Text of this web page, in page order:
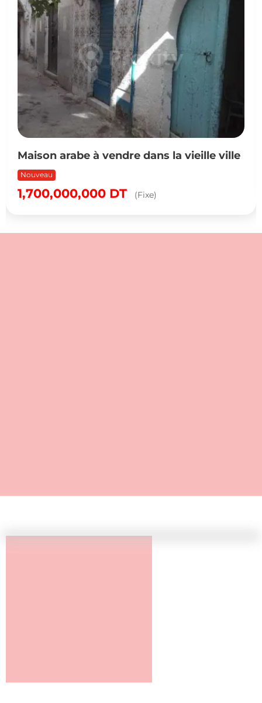
Maison arabe à vendre dans la vieille ville
Nouveau
1,700,000,000 DT (Fixe)